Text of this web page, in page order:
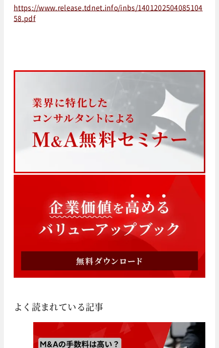
https://www.release.tdnet.info/inbs/1401202504085104
58.pdf
よく読まれている記事